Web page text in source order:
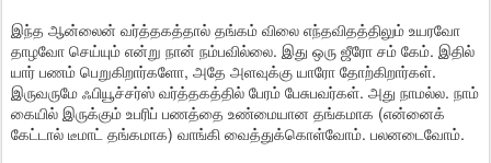
இந்த ஆன்லைன் வர்த்தகத்தால் தங்கம் விலை எந்தவிதத்திலும் உயரவோ
தாழவோ செய்யும் என்று நான் நம்பவில்லை. இது ஒரு ஜீரோ சம் கேம். இதில்
யார் பணம் பெறுகிறார்களோ, அதே அளவுக்கு யாரோ தோற்கிறார்கள்.
இருவருமே ஃபியூச்சர்ஸ் வர்த்தகத்தில் பேரம் பேசுபவர்கள். அது நாமல்ல. நாம்
கையில் இருக்கும் உபரிப் பணத்தை உண்மையான தங்கமாக (என்னைக்
கேட்டால் டீமாட் தங்கமாக) வாங்கி வைத்துக்கொள்வோம். பலனடைவோம்.